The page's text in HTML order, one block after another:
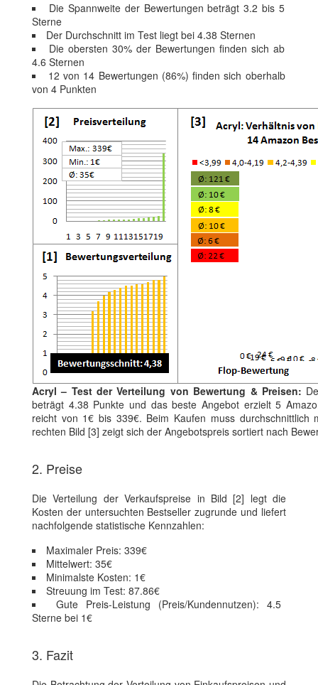
Die Spannweite der Bewertungen beträgt 3.2 bis 5
Sterne
Der Durchschnitt im Test liegt bei 4.38 Sternen
Die obersten 30% der Bewertungen finden sich ab
4.6 Sternen
12 von 14 Bewertungen (86%) finden sich oberhalb
von 4 Punkten
Acryl – Test der Verteilung von Bewertung & Preisen:
beträgt 4.38 Punkte und das beste Angebot erzielt 5
reicht von 1€ bis 339€. Beim Kaufen muss durchschnittlich
rechten Bild [3] zeigt sich der Angebotspreis sortiert nach
2. Preise
Die Verteilung der Verkaufspreise in Bild [2] legt die
Kosten der untersuchten Bestseller zugrunde und liefert
nachfolgende statistische Kennzahlen:
Maximaler Preis: 339€
Mittelwert: 35€
Minimalste Kosten: 1€
Streuung im Test: 87.86€
Gute Preis-Leistung (Preis/Kundennutzen): 4.5
Sterne bei 1€
3. Fazit